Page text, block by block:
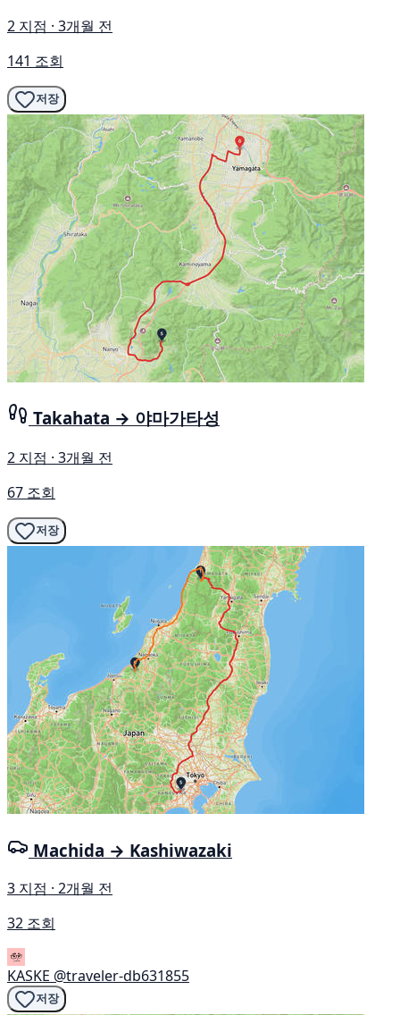
2 지점 · 3개월 전
141 조회
저장
Takahata → 야마가타성
2 지점 · 3개월 전
67 조회
저장
Machida → Kashiwazaki
3 지점 · 2개월 전
32 조회
KASKE @traveler-db631855
저장